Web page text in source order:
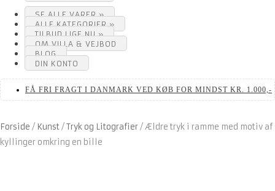
SE ALLE VARER »
ALLE KATEGORIER »
TILBUD LIGE NU »
OM VILLA & VEJBOD
BLOG
DIN KONTO
FÅ FRI FRAGT I DANMARK VED KØB FOR MINDST KR. 1.000,-
Forside / Kunst/Tryk og Litografier/Ældre tryk i ramme med motiv af
kyllinger omkring en bille